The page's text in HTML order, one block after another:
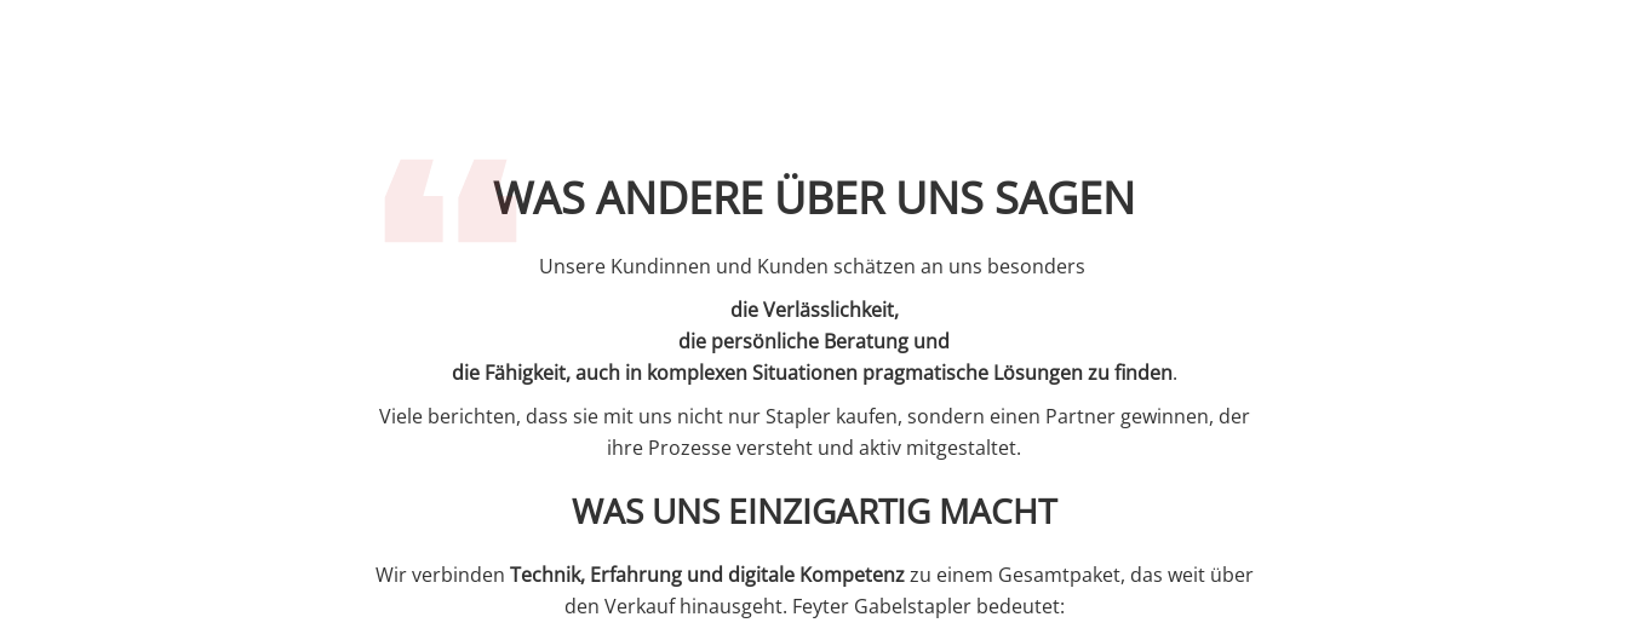
WAS ANDERE ÜBER UNS SAGEN
Unsere Kundinnen und Kunden schätzen an uns besonders
die Verlässlichkeit,
die persönliche Beratung und
die Fähigkeit, auch in komplexen Situationen pragmatische Lösungen zu finden.
Viele berichten, dass sie mit uns nicht nur Stapler kaufen, sondern einen Partner gewinnen, der
ihre Prozesse versteht und aktiv mitgestaltet.
WAS UNS EINZIGARTIG MACHT
Wir verbinden Technik, Erfahrung und digitale Kompetenzzu einem Gesamtpaket, das weit über
den Verkauf hinausgeht. Feyter Gabelstapler bedeutet: